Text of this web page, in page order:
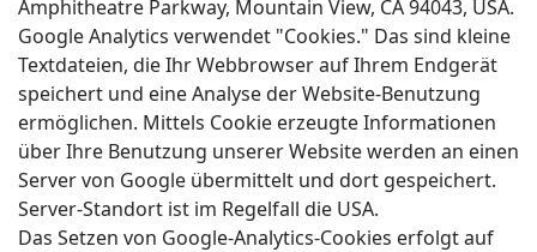
Amphitheatre Parkway, Mountain View, CA 94043, USA.
Google Analytics verwendet "Cookies." Das sind kleine
Textdateien, die Ihr Webbrowser auf Ihrem Endgerät
speichert und eine Analyse der Website-Benutzung
ermöglichen. Mittels Cookie erzeugte Informationen
über Ihre Benutzung unserer Website werden an einen
Server von Google übermittelt und dort gespeichert.
Server-Standort ist im Regelfall die USA.
Das Setzen von Google-Analytics-Cookies erfolgt auf